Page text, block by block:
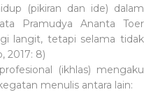
(pikiran dan ide) dalam
Pramudya Ananta Toer
langit, tetapi selama tidak
2017: 8)
(ikhlas) mengaku
menulis antara lain: